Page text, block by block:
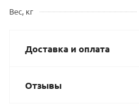
Вес, кг
Доставка и оплата
Отзывы